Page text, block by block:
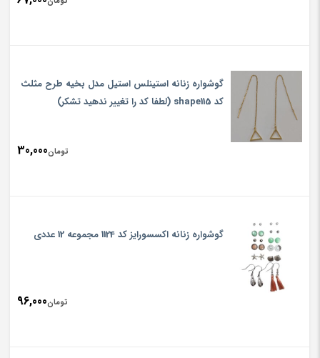
گوشواره زنانه استینلس استیل مدل بخیه طرح مثلث
کد shape115 (لطفا کد را تغییر ندهید تشکر)
تومان30,000
گوشواره زنانه اکسسورایز کد 1124 مجموعه 12 عددی
تومان96,000